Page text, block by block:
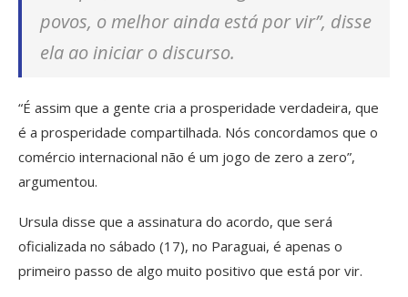
povos, o melhor ainda está por vir”, disse
ela ao iniciar o discurso.
“É assim que a gente cria a prosperidade verdadeira, que
é a prosperidade compartilhada. Nós concordamos que o
comércio internacional não é um jogo de zero a zero”,
argumentou.
Ursula disse que a assinatura do acordo, que será
oficializada no sábado (17), no Paraguai, é apenas o
primeiro passo de algo muito positivo que está por vir.